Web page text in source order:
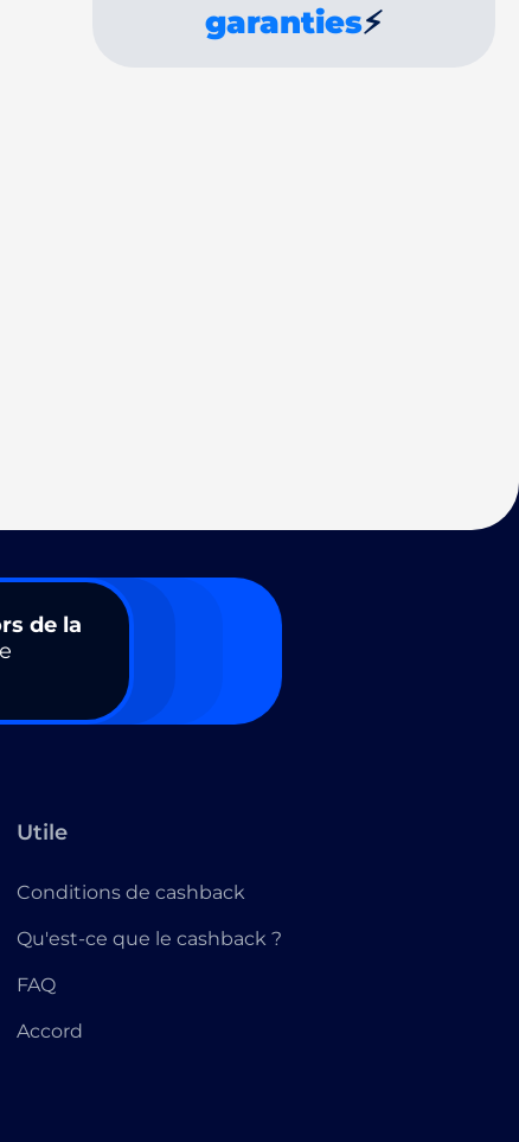
garanties⚡
de la
Utile
Conditions de cashback
Qu'est-ce que le cashback ?
FAQ
Accord